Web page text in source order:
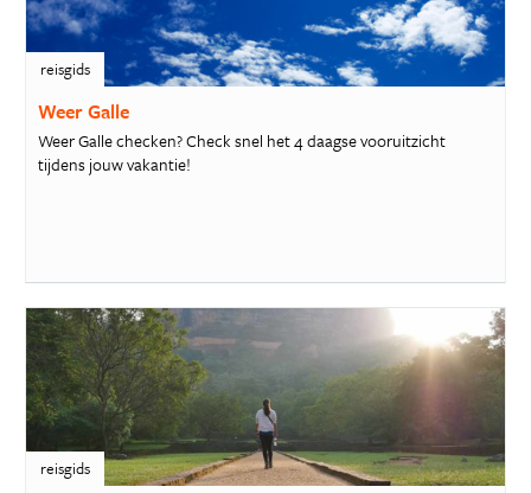
reisgids
Weer Galle
Weer Galle checken? Check snel het 4 daagse vooruitzicht
tijdens jouw vakantie!
reisgids